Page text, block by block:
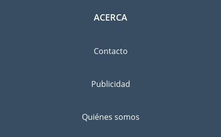
ACERCA
Contacto
Publicidad
Quiénes somos